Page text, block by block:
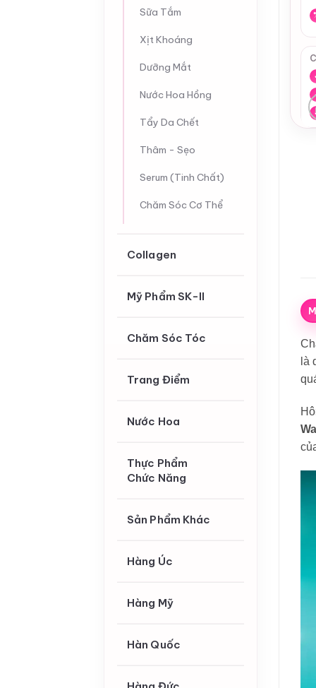
Sữa Tắm
Xịt Khoáng
Dưỡng Mắt
Nước Hoa Hồng
Tẩy Da Chết
Thâm - Sẹo
Serum (Tinh Chất)
Chăm Sóc Cơ Thể
Collagen
Mỹ Phẩm SK-II
Chăm Sóc Tóc
Trang Điểm
Nước Hoa
Thực Phẩm
Chức Năng
Sản Phẩm Khác
Hàng Úc
Hàng Mỹ
Hàn Quốc
là